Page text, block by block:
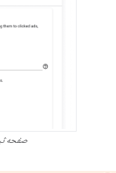
صفحه